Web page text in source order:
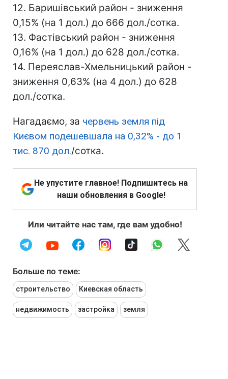
12. Баришівський район - зниження
0,15% (на 1 дол.) до 666 дол./сотка.
13. Фастівський район - зниження
0,16% (на 1 дол.) до 628 дол./сотка.
14. Переяслав-Хмельницький район -
зниження 0,63% (на 4 дол.) до 628
дол./сотка.
Нагадаємо, за червень земля під
Києвом подешевшала на 0,32% - до 1
тис. 870 дол./сотка.
Не упустите главное! Подпишитесь на
наши обновления в Google!
Или читайте нас там, где вам удобно!
Больше по теме:
строительство Киевская область
недвижимость застройка земля